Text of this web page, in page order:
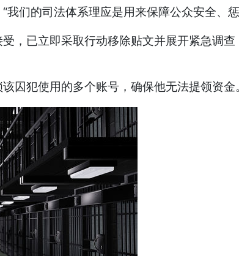
们的司法体系理应是用来保障公众安全、
，已立即采取行动移除贴文并展开紧急调
囚犯使用的多个账号，确保他无法提领资金